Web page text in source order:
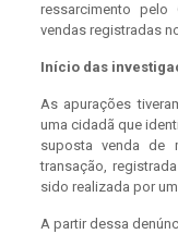
ressarcimento pelo
vendas registradas
Início das
As apurações
uma cidadã que
suposta venda de
transação,
sido realizada por
A partir dessa